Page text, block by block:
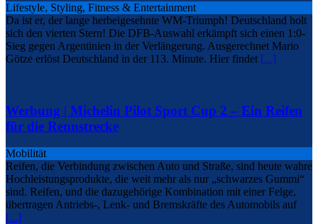
Lifestyle, Styling, Fitness & Entertainment
Da ist er, der lange herbeigesehnte WM-Triumph! Deutschland holt
sich den vierten Stern! Die DFB-Auswahl erkämpft sich einen 1:0-
Sieg gegen Argentinien in der Verlängerung. Ausgerechnet Mario
Götze erlöst Deutschland in der 113. Minute. Hier findet [...]
Werbung | Michelin Pilot Sport Cup 2 – Ein Reifen
für die Rennstrecke
Mobilität
Reifen, die Verbindung zwischen Auto und Straße, sind heute wahre
Hochleistungsprodukte, die weit mehr als nur „schwarzes Gummi“
sind. Reifen, und die dazugehörige Kombination mit einer Felge,
übertragen Antriebs-, Lenk- und Bremskräfte des Automobils auf
[...]